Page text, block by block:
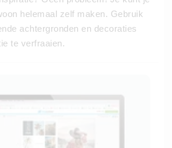
helemaal zelf maken. Gebruik
achtergronden en decoraties
te verfraaien.